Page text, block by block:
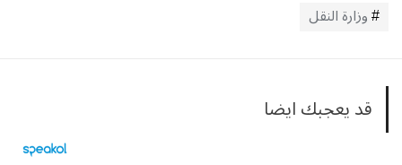
وزارة النقل
قد يعجبك ايضا